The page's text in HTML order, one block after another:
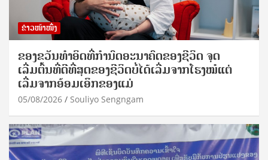
ຂ່າວໜ້າໜຶ່ງ
ຂອງຂວັນທໍາອິດທີ່ກໍານົດອະນາຄົດຂອງຊີວິດ ຈຸດ
ເລີ່ມຕົ້ນທີ່ດີທີ່ສຸດຂອງຊີວິດບໍ່ໄດ້ເລີ່ມຈາກໂຮງໝໍແຕ່
ເລີ່ມຈາກອ້ອມເອິກຂອງແມ່
05/08/2026 Souliyo Sengngam